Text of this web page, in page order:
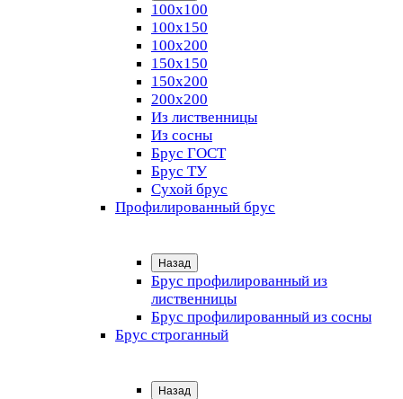
100х100
100х150
100х200
150х150
150х200
200х200
Из лиственницы
Из сосны
Брус ГОСТ
Брус ТУ
Сухой брус
Профилированный брус
Назад
Брус профилированный из
лиственницы
Брус профилированный из сосны
Брус строганный
Назад